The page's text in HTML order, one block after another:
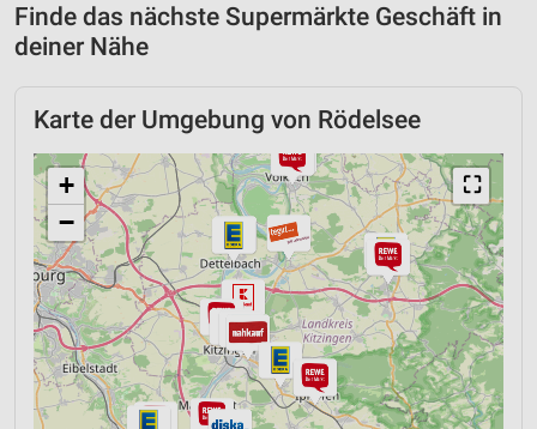
Finde das nächste Supermärkte Geschäft in
deiner Nähe
Karte der Umgebung von Rödelsee
⛶
+
−